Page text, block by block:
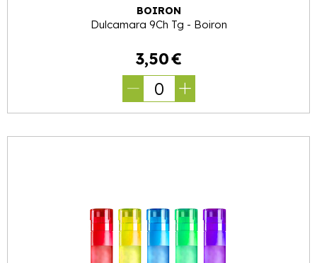
BOIRON
Dulcamara 9Ch Tg - Boiron
3,50€
0